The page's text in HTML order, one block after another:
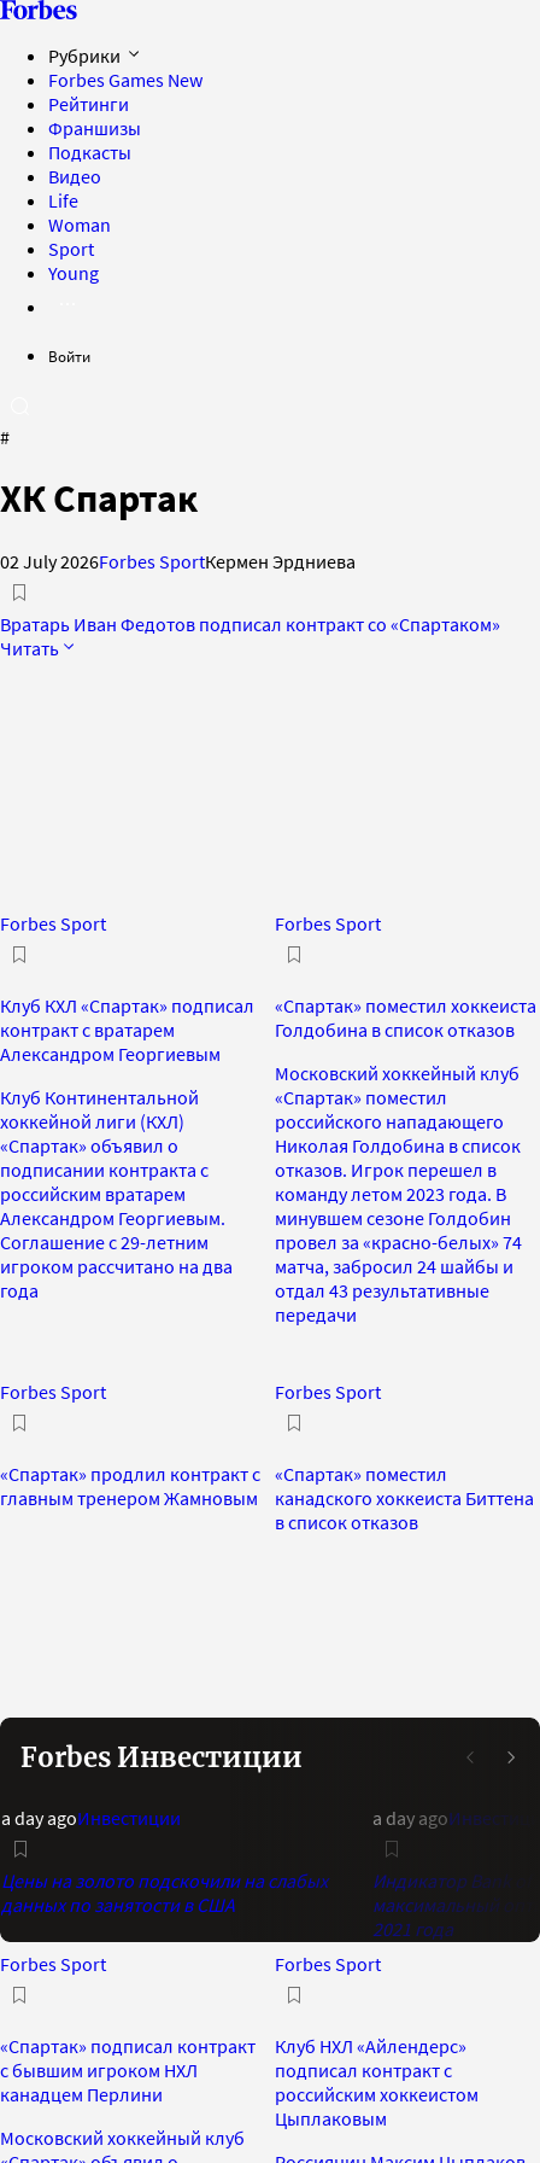
Рубрики
Forbes Games New
Рейтинги
Франшизы
Подкасты
Видео
Life
Woman
Sport
Young
Войти
#
ХК Спартак
02 July 2026Forbes SportКермен Эрдниева
Вратарь Иван Федотов подписал контракт со «Спартаком»
Читать
Forbes Sport
Клуб КХЛ «Спартак» подписал
контракт с вратарем
Александром Георгиевым
Клуб Континентальной
хоккейной лиги (КХЛ)
«Спартак» объявил о
подписании контракта с
российским вратарем
Александром Георгиевым.
Соглашение с 29-летним
игроком рассчитано на два
года
Forbes Sport
«Спартак» поместил хоккеиста
Голдобина в список отказов
Московский хоккейный клуб
«Спартак» поместил
российского нападающего
Николая Голдобина в список
отказов. Игрок перешел в
команду летом 2023 года. В
минувшем сезоне Голдобин
провел за «красно-белых» 74
матча, забросил 24 шайбы и
отдал 43 результативные
передачи
Forbes Sport
«Спартак» продлил контракт с
главным тренером Жамновым
Forbes Sport
«Спартак» поместил
канадского хоккеиста Биттена
в список отказов
Forbes Инвестиции
a day agoИнвестиции
Цены на золото подскочили на слабых
данных по занятости в США
a day ago
Индикатор Bank of
максимальный
2021 года
Forbes Sport
«Спартак» подписал контракт
с бывшим игроком НХЛ
канадцем Перлини
Московский хоккейный клуб
Forbes Sport
Клуб НХЛ «Айлендерс»
подписал контракт с
российским хоккеистом
Цыплаковым